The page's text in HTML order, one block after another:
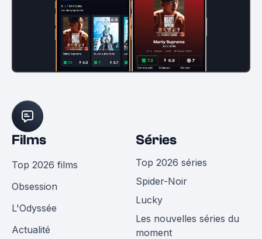
Films
Top 2026 films
Obsession
L'Odyssée
Actualité
Séries
Top 2026 séries
Spider-Noir
Lucky
Les nouvelles séries du
moment